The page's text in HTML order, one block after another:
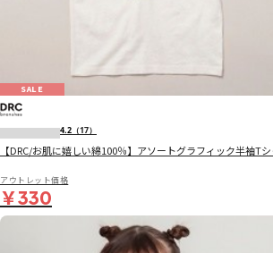
SALE
4.2 （17）
【DRC/お肌に嬉しい綿100％】アソートグラフィック半袖T
アウトレット価格
￥330